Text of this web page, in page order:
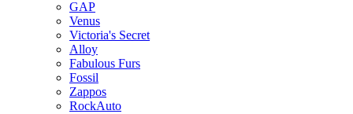
GAP
Venus
Victoria's Secret
Alloy
Fabulous Furs
Fossil
Zappos
RockAuto